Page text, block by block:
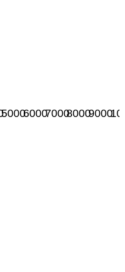
50006000700080009000